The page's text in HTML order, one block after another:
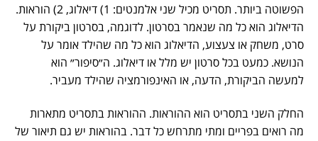
הפשוטה ביותר. תסריט מכיל שני אלמנטים: 1) דיאלוג, 2) הוראות.
הדיאלוג הוא כל מה שנאמר בסרטון. לדוגמה, בסרטון ביקורת על
סרט, משחק או צעצוע, הדיאלוג הוא כל מה שהילד אומר על
הנושא. כמעט בכל סרטון יש מלל או דיאלוג. ה״סיפור״ הוא
למעשה הביקורת, הדעה, או האינפורמציה שהילד מעביר.
החלק השני בתסריט הוא ההוראות. ההוראות בתסריט מתארות
מה רואים בפריים ומתי מתרחש כל דבר. בהוראות יש גם תיאור של